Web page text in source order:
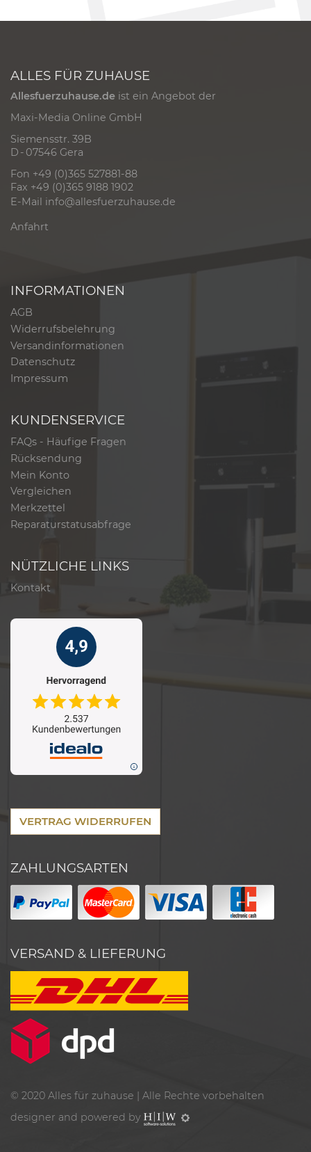
ALLES FÜR ZUHAUSE
Allesfuerzuhause.de ist ein Angebot der
Maxi-Media Online GmbH
Siemensstr. 39B
D - 07546 Gera
Fon +49 (0)365 527881-88
Fax +49 (0)365 9188 1902
E-Mail info@allesfuerzuhause.de
Anfahrt
INFORMATIONEN
AGB
Widerrufsbelehrung
Versandinformationen
Datenschutz
Impressum
KUNDENSERVICE
FAQs - Häufige Fragen
Rücksendung
Mein Konto
Vergleichen
Merkzettel
Reparaturstatusabfrage
NÜTZLICHE LINKS
Kontakt
VERTRAG WIDERRUFEN
ZAHLUNGSARTEN
VERSAND & LIEFERUNG
© 2020 Alles für zuhause | Alle Rechte vorbehalten
designer and powered by